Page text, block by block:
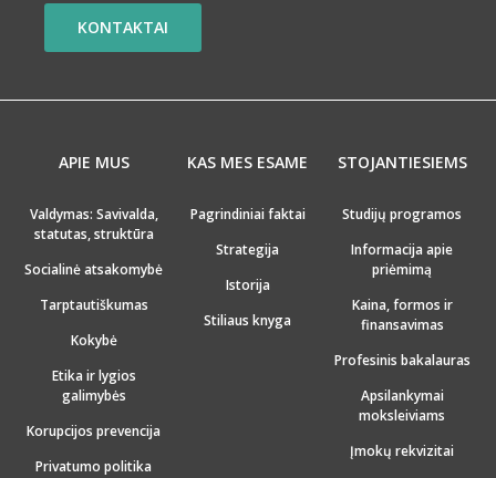
KONTAKTAI
APIE MUS
Valdymas: Savivalda,
statutas, struktūra
Socialinė atsakomybė
Tarptautiškumas
Kokybė
Etika ir lygios
galimybės
Korupcijos prevencija
Privatumo politika
KAS MES ESAME
Pagrindiniai faktai
Strategija
Istorija
Stiliaus knyga
STOJANTIESIEMS
Studijų programos
Informacija apie
priėmimą
Kaina, formos ir
finansavimas
Profesinis bakalauras
Apsilankymai
moksleiviams
Įmokų rekvizitai